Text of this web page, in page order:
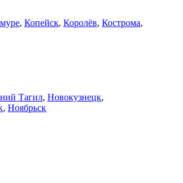
, Копейск, Королёв, Кострома,
Тагил, Новокузнецк,
, Ноябрьск